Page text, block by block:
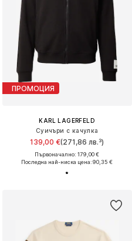
ПРОМОЦИЯ
KARL LAGERFELD
Суичъри с качулка
139,00 €(271,86 лв.³)
Първоначално: 179,00 €
Последна най-ниска цена:90,35 €